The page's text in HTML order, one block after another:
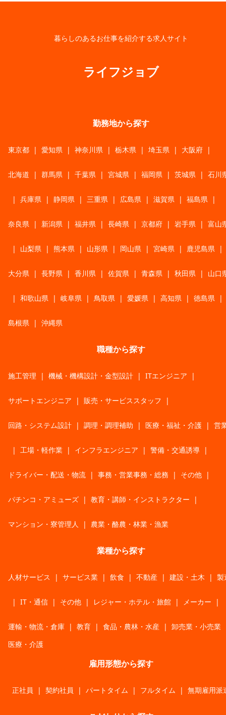
暮らしのあるお仕事を紹介する求人サイト
ライフジョブ
勤務地から探す
東京都 | 愛知県 | 神奈川県 | 栃木県 | 埼玉県 | 大阪府 |
北海道 | 群馬県 | 千葉県 | 宮城県 | 福岡県 | 茨城県 | 石川
| 兵庫県 | 静岡県 | 三重県 | 広島県 | 滋賀県 | 福島県 |
奈良県 | 新潟県 | 福井県 | 長崎県 | 京都府 | 岩手県 | 富山
| 山梨県 | 熊本県 | 山形県 | 岡山県 | 宮崎県 | 鹿児島県 |
大分県 | 長野県 | 香川県 | 佐賀県 | 青森県 | 秋田県 | 山口
| 和歌山県 | 岐阜県 | 鳥取県 | 愛媛県 | 高知県 | 徳島県 |
島根県 | 沖縄県
職種から探す
施工管理 | 機械・機構設計・金型設計 | ITエンジニア |
サポートエンジニア | 販売・サービススタッフ |
回路・システム設計 | 調理・調理補助 | 医療・福祉・介護 | 営
| 工場・軽作業 | インフラエンジニア | 警備・交通誘導 |
ドライバー・配送・物流 | 事務・営業事務・総務 | その他 |
パチンコ・アミューズ | 教育・講師・インストラクター |
マンション・寮管理人 | 農業・酪農・林業・漁業
業種から探す
人材サービス | サービス業 | 飲食 | 不動産 | 建設・土木 | 製
| IT・通信 | その他 | レジャー・ホテル・旅館 | メーカー |
運輸・物流・倉庫 | 教育 | 食品・農林・水産 | 卸売業・小売業
医療・介護
雇用形態から探す
正社員 | 契約社員 | パートタイム | フルタイム | 無期雇用派